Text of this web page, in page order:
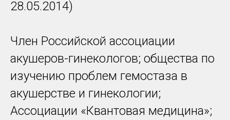
28.05.2014)
Член Российской ассоциации
акушеров-гинекологов; общества по
изучению проблем гемостаза в
акушерстве и гинекологии;
Ассоциации «Квантовая медицина»;